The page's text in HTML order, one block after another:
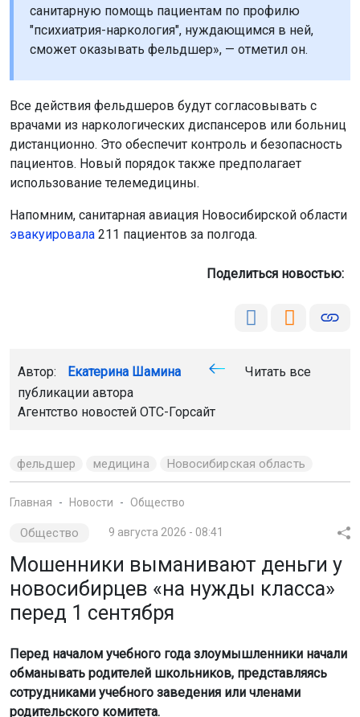
санитарную помощь пациентам по профилю
"психиатрия-наркология", нуждающимся в ней,
сможет оказывать фельдшер», — отметил он.
Все действия фельдшеров будут согласовывать с
врачами из наркологических диспансеров или больниц
дистанционно. Это обеспечит контроль и безопасность
пациентов. Новый порядок также предполагает
использование телемедицины.
Напомним, санитарная авиация Новосибирской области
эвакуировала 211 пациентов за полгода.
Поделиться новостью:
Автор: Екатерина Шамина
Читать все
публикации автора
Агентство новостей ОТС-Горсайт
фельдшер медицина Новосибирская область
Главная Новости Общество
Общество 9 августа 2026 - 08:41
Мошенники выманивают деньги у
новосибирцев «на нужды класса»
перед 1 сентября
Перед началом учебного года злоумышленники начали
обманывать родителей школьников, представляясь
сотрудниками учебного заведения или членами
родительского комитета.